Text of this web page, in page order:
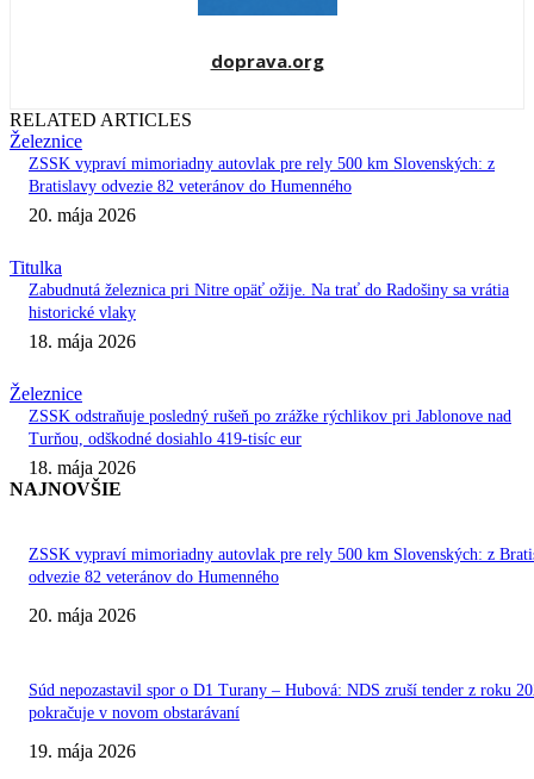
doprava.org
RELATED ARTICLES
Železnice
ZSSK vypraví mimoriadny autovlak pre rely 500 km Slovenských: z
Bratislavy odvezie 82 veteránov do Humenného
20. mája 2026
Titulka
Zabudnutá železnica pri Nitre opäť ožije. Na trať do Radošiny sa vrátia
historické vlaky
18. mája 2026
Železnice
ZSSK odstraňuje posledný rušeň po zrážke rýchlikov pri Jablonove nad
Turňou, odškodné dosiahlo 419-tisíc eur
18. mája 2026
NAJNOVŠIE
ZSSK vypraví mimoriadny autovlak pre rely 500 km Slovenských: z
odvezie 82 veteránov do Humenného
20. mája 2026
Súd nepozastavil spor o D1 Turany – Hubová: NDS zruší tender z roku
pokračuje v novom obstarávaní
19. mája 2026